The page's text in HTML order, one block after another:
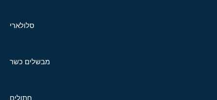
סלולארי
מבשלים כשר
חתולים